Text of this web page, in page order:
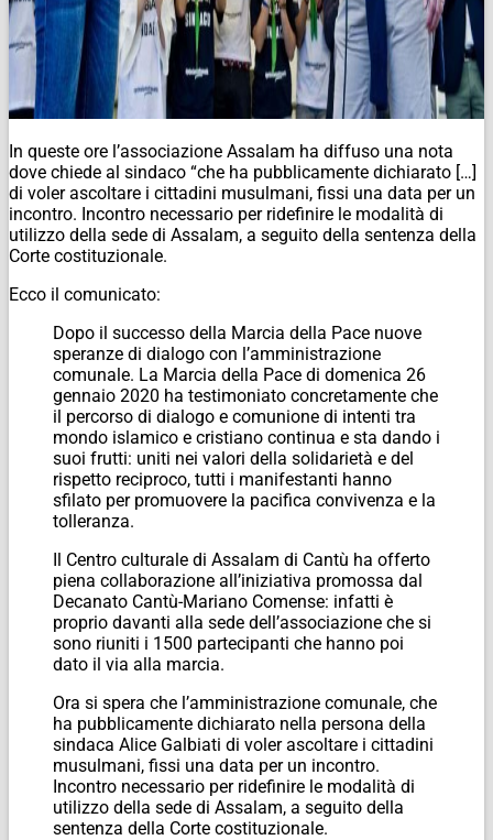
In queste ore l’associazione Assalam ha diffuso una nota
dove chiede al sindaco “che ha pubblicamente dichiarato […]
di voler ascoltare i cittadini musulmani, fissi una data per un
incontro. Incontro necessario per ridefinire le modalità di
utilizzo della sede di Assalam, a seguito della sentenza della
Corte costituzionale.
Ecco il comunicato:
Dopo il successo della Marcia della Pace nuove
speranze di dialogo con l’amministrazione
comunale. La Marcia della Pace di domenica 26
gennaio 2020 ha testimoniato concretamente che
il percorso di dialogo e comunione di intenti tra
mondo islamico e cristiano continua e sta dando i
suoi frutti: uniti nei valori della solidarietà e del
rispetto reciproco, tutti i manifestanti hanno
sfilato per promuovere la pacifica convivenza e la
tolleranza.
Il Centro culturale di Assalam di Cantù ha offerto
piena collaborazione all’iniziativa promossa dal
Decanato Cantù-Mariano Comense: infatti è
proprio davanti alla sede dell’associazione che si
sono riuniti i 1500 partecipanti che hanno poi
dato il via alla marcia.
Ora si spera che l’amministrazione comunale, che
ha pubblicamente dichiarato nella persona della
sindaca Alice Galbiati di voler ascoltare i cittadini
musulmani, fissi una data per un incontro.
Incontro necessario per ridefinire le modalità di
utilizzo della sede di Assalam, a seguito della
sentenza della Corte costituzionale.